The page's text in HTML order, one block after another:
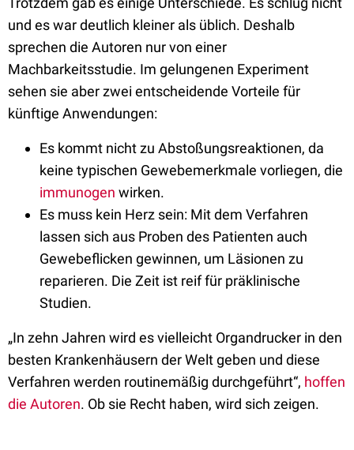
und es war deutlich kleiner als üblich. Deshalb
sprechen die Autoren nur von einer
Machbarkeitsstudie. Im gelungenen Experiment
sehen sie aberzwei entscheidende Vorteile für
künftige Anwendungen:
Es kommt nicht zu Abstoßungsreaktionen, da
keine typischen Gewebemerkmale vorliegen, die
immunogen wirken.
Es muss kein Herz sein: Mit dem Verfahren
lassen sich aus Proben des Patienten auch
Gewebeflicken gewinnen, um Läsionen zu
reparieren. Die Zeit ist reif für präklinische
Studien.
„In zehn Jahren wird es vielleicht Organdrucker in den
besten Krankenhäusern der Welt geben und diese
Verfahren werden routinemäßig durchgeführt“, hoffen
die Autoren. Ob sie Recht haben, wird sich zeigen.